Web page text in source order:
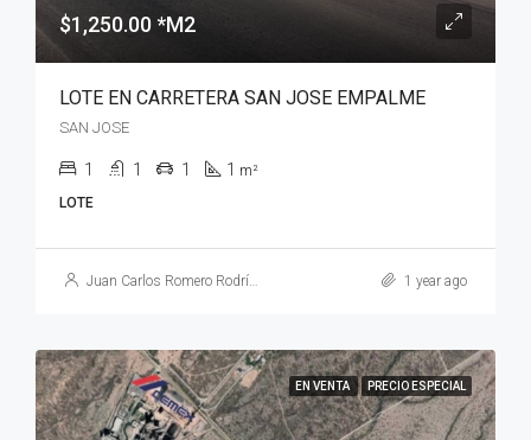
$1,250.00 *M2
LOTE EN CARRETERA SAN JOSE EMPALME
SAN JOSE
1 1 1 1 m²
LOTE
Juan Carlos Romero Rodríguez 1 year ago
EN VENTA PRECIO ESPECIAL